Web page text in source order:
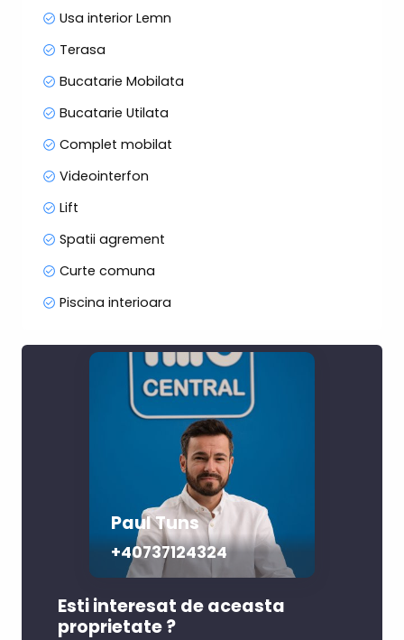
Usa interior Lemn
Terasa
Bucatarie Mobilata
Bucatarie Utilata
Complet mobilat
Videointerfon
Lift
Spatii agrement
Curte comuna
Piscina interioara
Paul Tuns
+40737124324
Esti interesat de aceasta
proprietate ?